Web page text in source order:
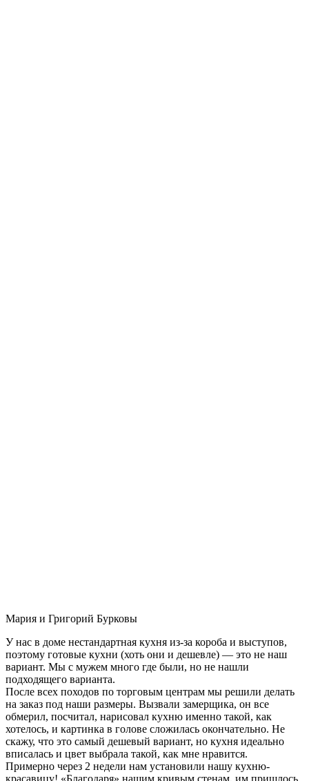
Мария и Григорий Бурковы
У нас в доме нестандартная кухня из-за короба и выступов,
поэтому готовые кухни (хоть они и дешевле) — это не наш
вариант. Мы с мужем много где были, но не нашли
подходящего варианта.
После всех походов по торговым центрам мы решили делать
на заказ под наши размеры. Вызвали замерщика, он все
обмерил, посчитал, нарисовал кухню именно такой, как
хотелось, и картинка в голове сложилась окончательно. Не
скажу, что это самый дешевый вариант, но кухня идеально
вписалась и цвет выбрала такой, как мне нравится.
Примерно через 2 недели нам установили нашу кухню-
красавицу! «Благодаря» нашим кривым стенам, им пришлось